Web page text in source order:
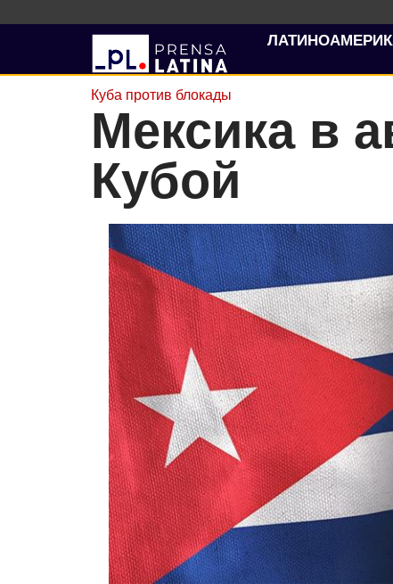
Куба против блокады
Мексика в
Кубой